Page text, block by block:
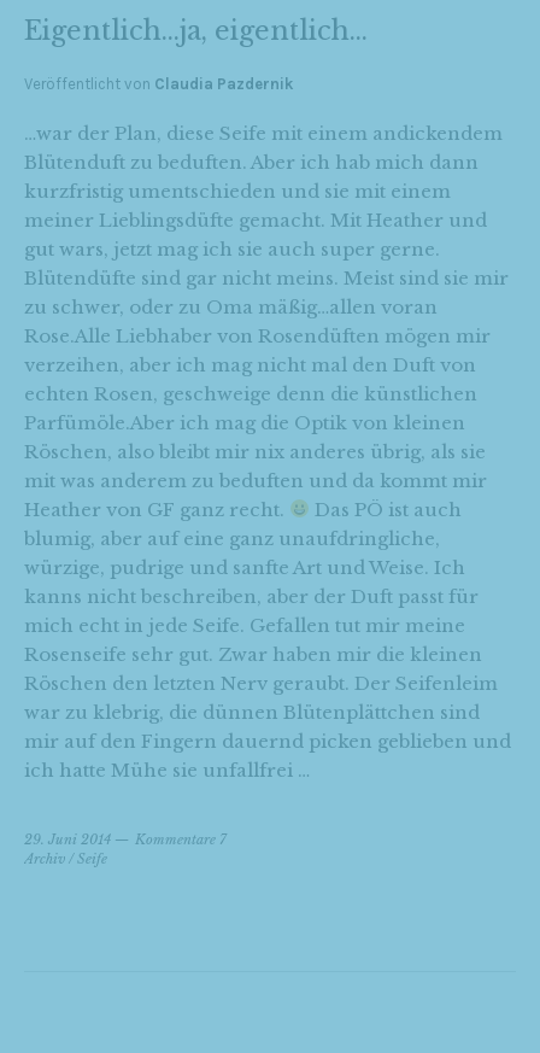
Eigentlich…ja, eigentlich…
Veröffentlicht von Claudia Pazdernik
…war der Plan, diese Seife mit einem andickendem
Blütenduft zu beduften. Aber ich hab mich dann
kurzfristig umentschieden und sie mit einem
meiner Lieblingsdüfte gemacht. Mit Heather und
gut wars, jetzt mag ich sie auch super gerne.
Blütendüfte sind gar nicht meins. Meist sind sie mir
zu schwer, oder zu Oma mäßig…allen voran
Rose.Alle Liebhaber von Rosendüften mögen mir
verzeihen, aber ich mag nicht mal den Duft von
echten Rosen, geschweige denn die künstlichen
Parfümöle.Aber ich mag die Optik von kleinen
Röschen, also bleibt mir nix anderes übrig, als sie
mit was anderem zu beduften und da kommt mir
Heather von GF ganz recht.
Das PÖ ist auch
blumig, aber auf eine ganz unaufdringliche,
würzige, pudrige und sanfte Art und Weise. Ich
kanns nicht beschreiben, aber der Duft passt für
mich echt in jede Seife. Gefallen tut mir meine
Rosenseife sehr gut. Zwar haben mir die kleinen
Röschen den letzten Nerv geraubt. Der Seifenleim
war zu klebrig, die dünnen Blütenplättchen sind
mir auf den Fingern dauernd picken geblieben und
ich hatte Mühe sie unfallfrei …
29. Juni 2014
Kommentare 7
Archiv /Seife